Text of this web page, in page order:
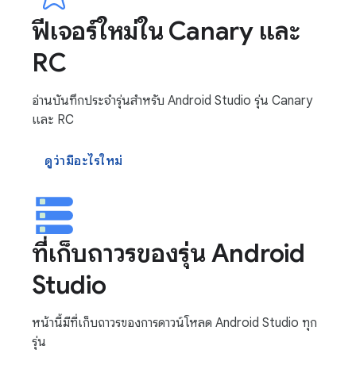
ฟีเจอร์ใหม่ใน Canary และ
RC
อ่านบันทึกประจำรุ่นสำหรับ Android Studio รุ่น Canary
และ RC
ดูว่ามีอะไรใหม่
ที่เก็บถาวรของรุ่น Android
Studio
หน้านี้มีที่เก็บถาวรของการดาวน์โหลด Android Studio ทุก
รุ่น